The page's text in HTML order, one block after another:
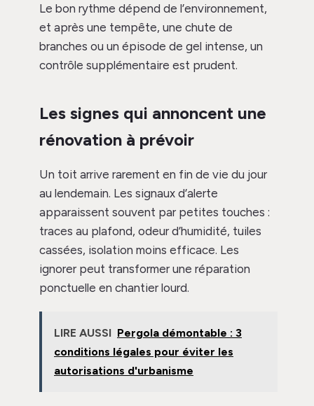
Le bon rythme dépend de l’environnement,
et après une tempête, une chute de
branches ou un épisode de gel intense, un
contrôle supplémentaire est prudent.
Les signes qui annoncent une
rénovation à prévoir
Un toit arrive rarement en fin de vie du jour
au lendemain. Les signaux d’alerte
apparaissent souvent par petites touches :
traces au plafond, odeur d’humidité, tuiles
cassées, isolation moins efficace. Les
ignorer peut transformer une réparation
ponctuelle en chantier lourd.
LIRE AUSSI Pergola démontable : 3
conditions légales pour éviter les
autorisations d'urbanisme